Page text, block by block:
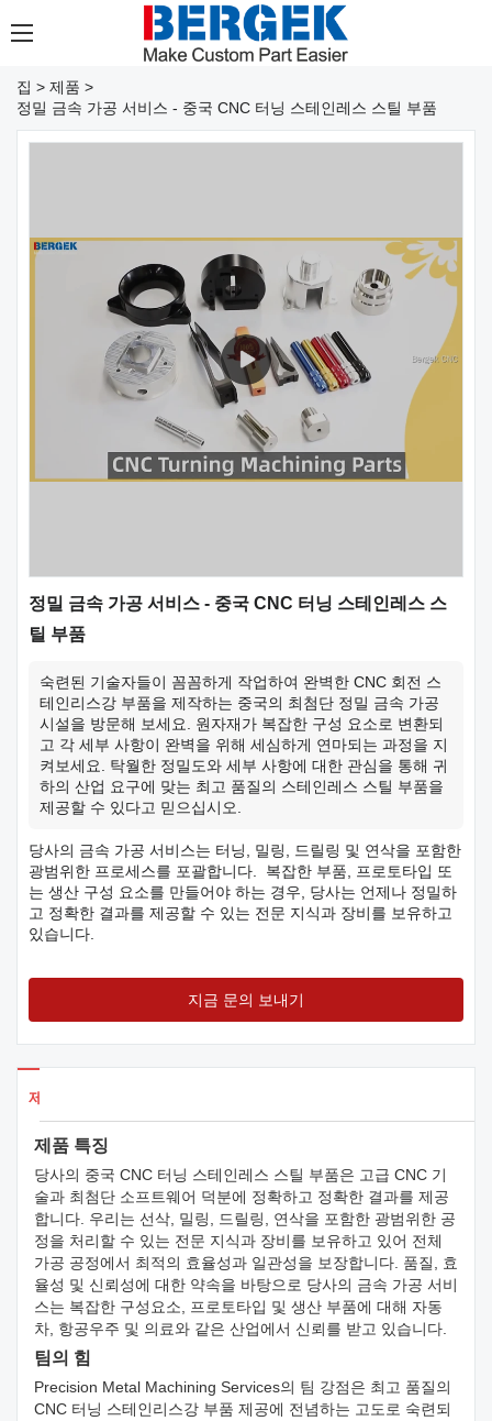
집 > 제품 >
정밀 금속 가공 서비스 - 중국 CNC 터닝 스테인레스 스틸 부품
정밀 금속 가공 서비스 - 중국 CNC 터닝 스테인레스 스
틸 부품
숙련된 기술자들이 꼼꼼하게 작업하여 완벽한 CNC 회전 스
테인리스강 부품을 제작하는 중국의 최첨단 정밀 금속 가공
시설을 방문해 보세요. 원자재가 복잡한 구성 요소로 변환되
고 각 세부 사항이 완벽을 위해 세심하게 연마되는 과정을 지
켜보세요. 탁월한 정밀도와 세부 사항에 대한 관심을 통해 귀
하의 산업 요구에 맞는 최고 품질의 스테인레스 스틸 부품을
제공할 수 있다고 믿으십시오.
당사의 금속 가공 서비스는 터닝, 밀링, 드릴링 및 연삭을 포함한
광범위한 프로세스를 포괄합니다. 복잡한 부품, 프로토타입 또
는 생산 구성 요소를 만들어야 하는 경우, 당사는 언제나 정밀하
고 정확한 결과를 제공할 수 있는 전문 지식과 장비를 보유하고
있습니다.
지금 문의 보내기
제품 세부 사항
제품 특징
당사의 중국 CNC 터닝 스테인레스 스틸 부품은 고급 CNC 기
술과 최첨단 소프트웨어 덕분에 정확하고 정확한 결과를 제공
합니다. 우리는 선삭, 밀링, 드릴링, 연삭을 포함한 광범위한 공
정을 처리할 수 있는 전문 지식과 장비를 보유하고 있어 전체
가공 공정에서 최적의 효율성과 일관성을 보장합니다. 품질, 효
율성 및 신뢰성에 대한 약속을 바탕으로 당사의 금속 가공 서비
스는 복잡한 구성요소, 프로토타입 및 생산 부품에 대해 자동
차, 항공우주 및 의료와 같은 산업에서 신뢰를 받고 있습니다.
팀의 힘
Precision Metal Machining Services의 팀 강점은 최고 품질의
CNC 터닝 스테인리스강 부품 제공에 전념하는 고도로 숙련되